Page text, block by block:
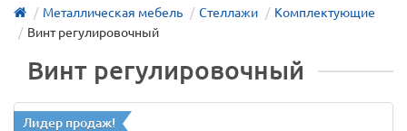
Металлическая мебель Стеллажи
Комплектующие
Винт регулировочный
Винт регулировочный
Лидер продаж!